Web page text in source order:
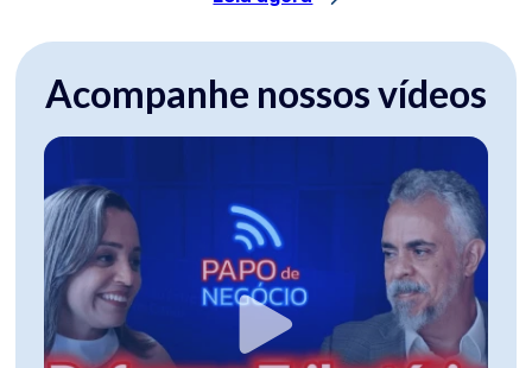
Acompanhe nossos vídeos